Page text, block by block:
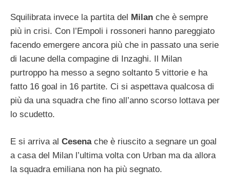
Squilibrata invece la partita del Milan che è sempre
più in crisi. Con l’Empoli i rossoneri hanno pareggiato
facendo emergere ancora più che in passato una serie
di lacune della compagine di Inzaghi. Il Milan
purtroppo ha messo a segno soltanto 5 vittorie e ha
fatto 16 goal in 16 partite. Ci si aspettava qualcosa di
più da una squadra che fino all’anno scorso lottava per
lo scudetto.
E si arriva al Cesenache è riuscito a segnare un goal
a casa del Milan l’ultima volta con Urban ma da allora
la squadra emiliana non ha più segnato.